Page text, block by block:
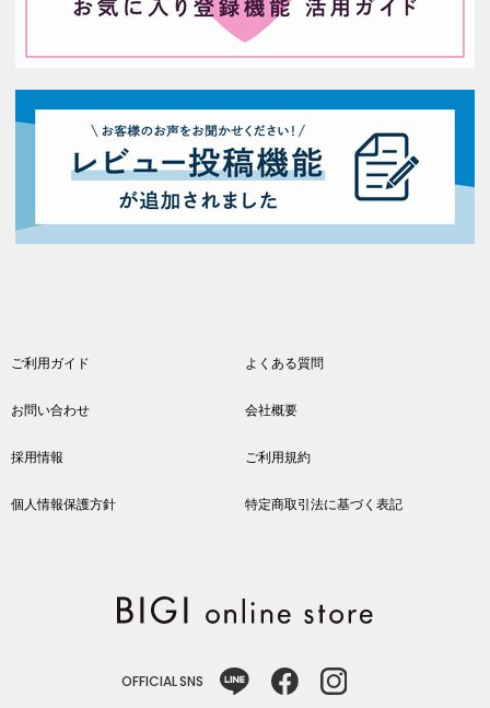
ご利用ガイド よくある質問
お問い合わせ 会社概要
採用情報 ご利用規約
個人情報保護方針 特定商取引法に基づく表記
OFFICIAL SNS